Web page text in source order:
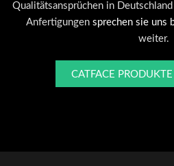
Qualitätsansprüchen in
Anfertigungen sprechen sie uns
weiter.
CATFACE